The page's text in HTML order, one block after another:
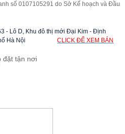
số 0107105291 do Sở Kế hoạch và Đầu
- Lô D, Khu đô thị mới Đại Kim - Định
Hà Nội
CLICK ĐỂ XEM BẢN
đặt tận nơi